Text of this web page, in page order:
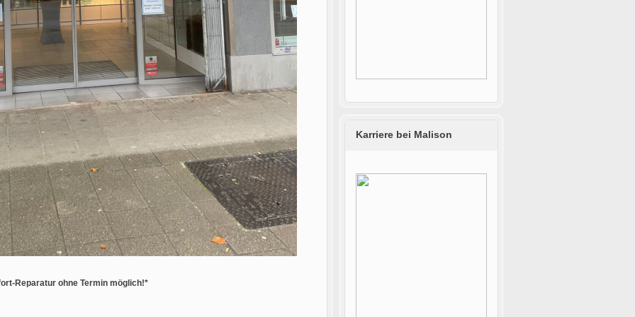
Reparatur ohne Termin möglich!*
Karriere bei Malison